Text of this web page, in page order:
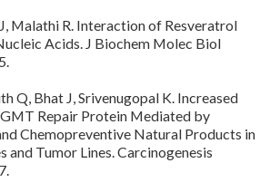
Malathi R. Interaction of Resveratrol
Acids. J Biochem Molec Biol
Q, Bhat J, Srivenugopal K. Increased
Repair Protein Mediated by
Chemopreventive Natural Products in
and Tumor Lines. Carcinogenesis